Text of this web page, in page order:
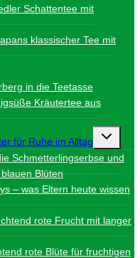
Schattentee mit
klassischer Tee mit
in die Teetasse
Kräutertee aus
für Ruhe im Alltag
Schmetterlingserbse und
Blüten
– was Eltern heute wissen
rote Frucht mit langer
rote Blüte für fruchtigen